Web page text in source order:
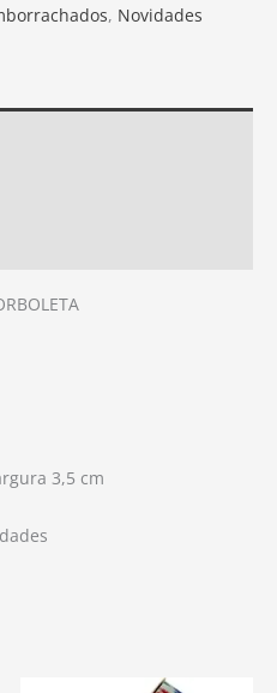
, Novidades
3,5 cm